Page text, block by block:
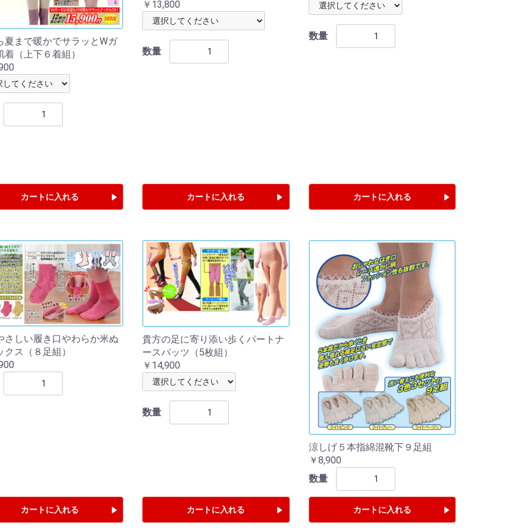
夏まで暖かでサラッとWガ
着（上下６着組）
カートに入れる
￥13,800
数量
カートに入れる
数量
カートに入れる
さしい履き口やわらか米ぬ
クス（８足組）
カートに入れる
貴方の足に寄り添い歩くパートナ
ースパッツ（5枚組）
￥14,900
数量
カートに入れる
涼しげ５本指綿混靴下９足組
￥8,900
数量
カートに入れる